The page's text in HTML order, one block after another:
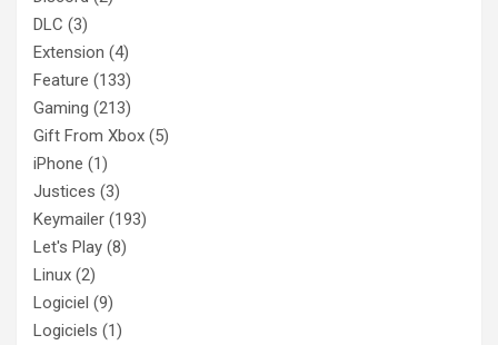
DLC (3)
Extension (4)
Feature (133)
Gaming (213)
Gift From Xbox (5)
iPhone (1)
Justices (3)
Keymailer (193)
Let's Play (8)
Linux (2)
Logiciel (9)
Logiciels (1)